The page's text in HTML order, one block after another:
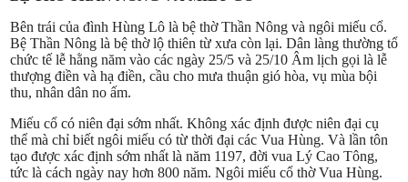
Bên trái của đình Hùng Lô là bệ thờ Thần Nông và ngôi miếu cổ.
Bệ Thần Nông là bệ thờ lộ thiên từ xưa còn lại. Dân làng thường tổ
chức tế lễ hằng năm vào các ngày 25/5 và 25/10 Âm lịch gọi là lễ
thượng điền và hạ điền, cầu cho mưa thuận gió hòa, vụ mùa bội
thu, nhân dân no ấm.
Miếu cổ có niên đại sớm nhất. Không xác định được niên đại cụ
thể mà chỉ biết ngôi miếu có từ thời đại các Vua Hùng. Và lần tôn
tạo được xác định sớm nhất là năm 1197, đời vua Lý Cao Tông,
tức là cách ngày nay hơn 800 năm. Ngôi miếu cổ thờ Vua Hùng.